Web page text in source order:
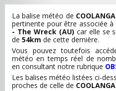
La balise météo de
pertinente pour être associée
- The Wreck (AU) car elle se
de 54km de cette dernière.
Vous pouvez toutefois
météo en temps réel de
en consultant notre rubrique
Les balises météo listées ci-
proches de celle de